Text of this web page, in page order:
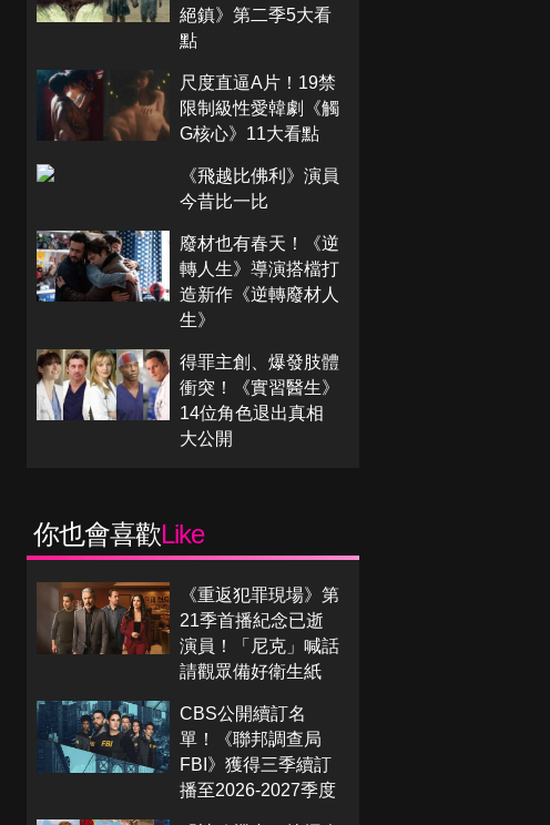
絕鎮》第二季5大看
點
尺度直逼A片！19禁
限制級性愛韓劇《觸
G核心》11大看點
《飛越比佛利》演員
今昔比一比
廢材也有春天！《逆
轉人生》導演搭檔打
造新作《逆轉廢材人
生》
得罪主創、爆發肢體
衝突！《實習醫生》
14位角色退出真相
大公開
你也會喜歡Like
《重返犯罪現場》第
21季首播紀念已逝
演員！「尼克」喊話
請觀眾備好衛生紙
CBS公開續訂名
單！《聯邦調查局
FBI》獲得三季續訂
播至2026-2027季度